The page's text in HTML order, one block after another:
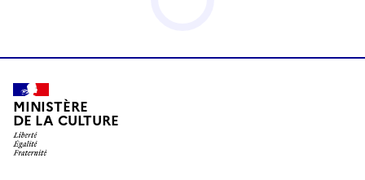
MINISTÈRE
DE LA CULTURE